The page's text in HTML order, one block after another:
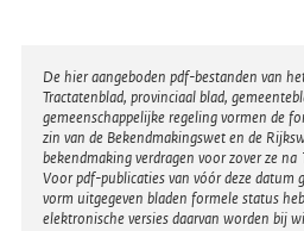
Disclaimer
De hier aangeboden pdf-bestanden van
Tractatenblad, provinciaal blad,
gemeenschappelijke regeling vormen de
zin van de Bekendmakingswet en de
bekendmaking verdragen voor zover ze
Voor pdf-publicaties van vóór deze datum
vorm uitgegeven bladen formele status
elektronische versies daarvan worden bij